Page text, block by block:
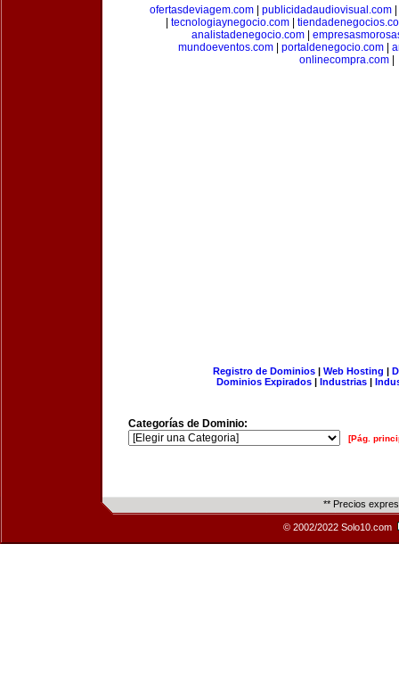
ofertasdeviagem.com| publicidadaudiovisual.com|
tecnologiaynegocio.com
analistadenegocio.com
mundoeventos.com| portaldenegocio.com|
onlinecompra.com|
Registro de Dominios| Web Hosting |
Dominios Expirados | Industrias |
Categorías de Dominio:
[Pág.
** Precios
© 2002/2022 Solo10.com